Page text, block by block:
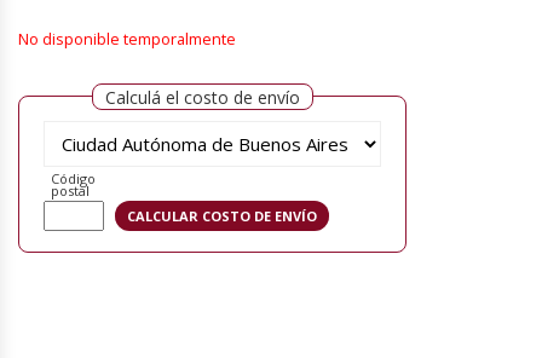
No disponible temporalmente
Calculá el costo de envío
Código
postal